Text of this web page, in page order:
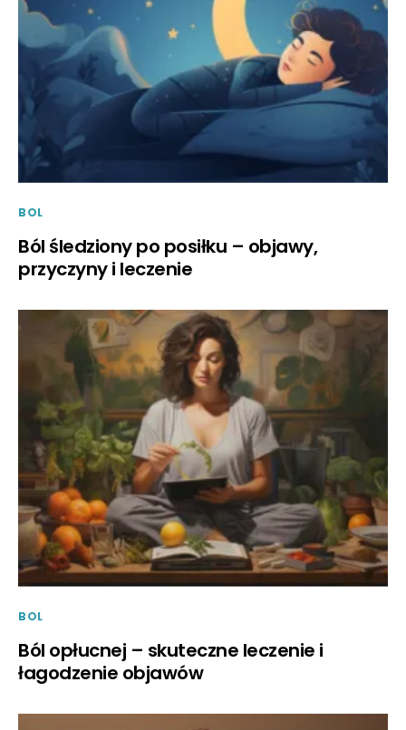
BOL
Ból śledziony po posiłku – objawy,
przyczyny i leczenie
BOL
Ból opłucnej – skuteczne leczenie i
łagodzenie objawów